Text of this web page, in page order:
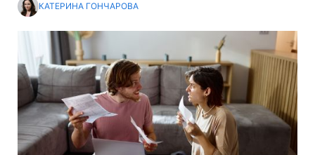
КАТЕРИНА ГОНЧАРОВА